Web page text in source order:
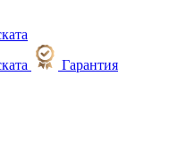
Гарантия